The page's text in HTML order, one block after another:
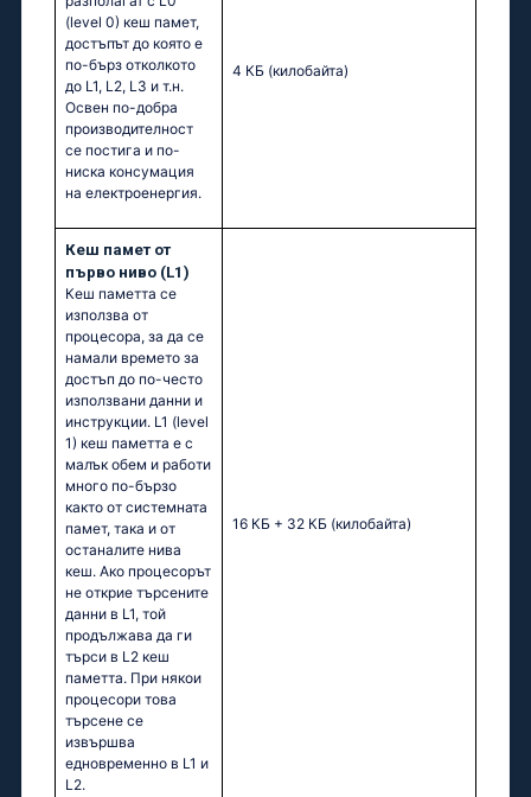
(level 0) кеш памет,
достъпът до която е
по-бърз отколкото
до L1, L2, L3 и т.н.
Освен по-добра
производителност
се постига и по-
ниска консумация
на електроенергия.
4 КБ (килобайта)
Кеш памет от
първо ниво (L1)
Кеш паметта се
използва от
процесора, за да се
намали времето за
достъп до по-често
използвани данни и
инструкции. L1 (level
1) кеш паметта e с
малък обем и работи
много по-бързо
както от системната
памет, така и от
останалите нива
кеш. Ако процесорът
не открие търсените
данни в L1, той
продължава да ги
търси в L2 кеш
паметта. При някои
процесори това
търсене се
извършва
едновременно в L1 и
L2.
16 КБ + 32 КБ (килобайта)